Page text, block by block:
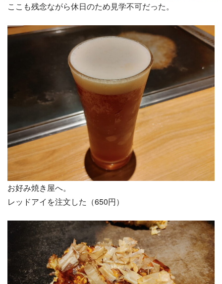
ここも残念ながら休日のため見学不可だった。
お好み焼き屋へ。
レッドアイを注文した（650円）